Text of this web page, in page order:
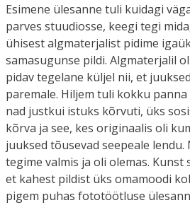
Esimene ülesanne tuli kuidagi
parves stuudiosse, keegi tegi
ühisest algmaterjalist pidime
samasugunse pildi. Algmaterjalil
pidav tegelane küljel nii, et
paremale. Hiljem tuli kokku
nad justkui istuks kõrvuti, üks
kõrva ja see, kes originaalis oli
juuksed tõusevad seepeale
tegime valmis ja oli olemas. Kunst
et kahest pildist üks omamoodi
pigem puhas fototöötluse